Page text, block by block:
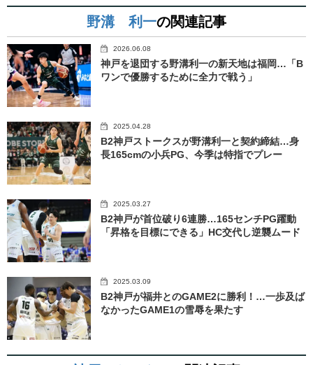
野溝 利一の関連記事
2026.06.08
神戸を退団する野溝利一の新天地は福岡…「B
ワンで優勝するために全力で戦う」
2025.04.28
B2神戸ストークスが野溝利一と契約締結…身
長165cmの小兵PG、今季は特指でプレー
2025.03.27
B2神戸が首位破り6連勝…165センチPG躍動
「昇格を目標にできる」HC交代し逆襲ムード
2025.03.09
B2神戸が福井とのGAME2に勝利！…一歩及ば
なかったGAME1の雪辱を果たす